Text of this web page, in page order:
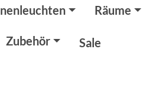
Räume
Zubehör Sale